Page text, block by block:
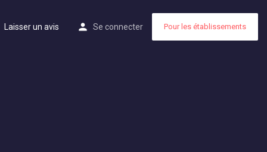
Laisser un avis Se connecter Pour les établissements